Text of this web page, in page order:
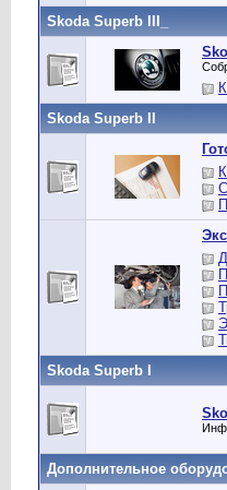
Skoda Superb III_
Skoda Superb II
Skoda Superb I
Дополнительное